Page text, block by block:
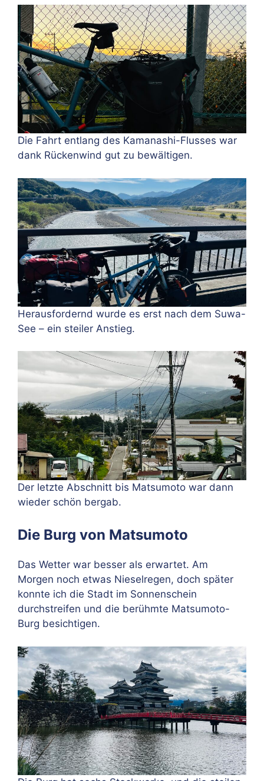
Die Fahrt entlang des Kamanashi-Flusses war
dank Rückenwind gut zu bewältigen.
Herausfordernd wurde es erst nach dem Suwa-
See – ein steiler Anstieg.
Der letzte Abschnitt bis Matsumoto war dann
wieder schön bergab.
Die Burg von Matsumoto
Das Wetter war besser als erwartet. Am
Morgen noch etwas Nieselregen, doch später
konnte ich die Stadt im Sonnenschein
durchstreifen und die berühmte Matsumoto-
Burg besichtigen.